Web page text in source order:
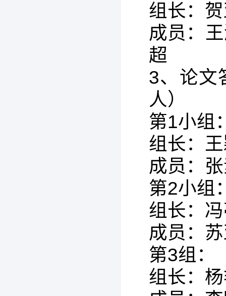
组长：
成员：
超
3、论文
人）
第1小组
组长：
成员：
第2小组
组长：
成员：
第3组：
组长：